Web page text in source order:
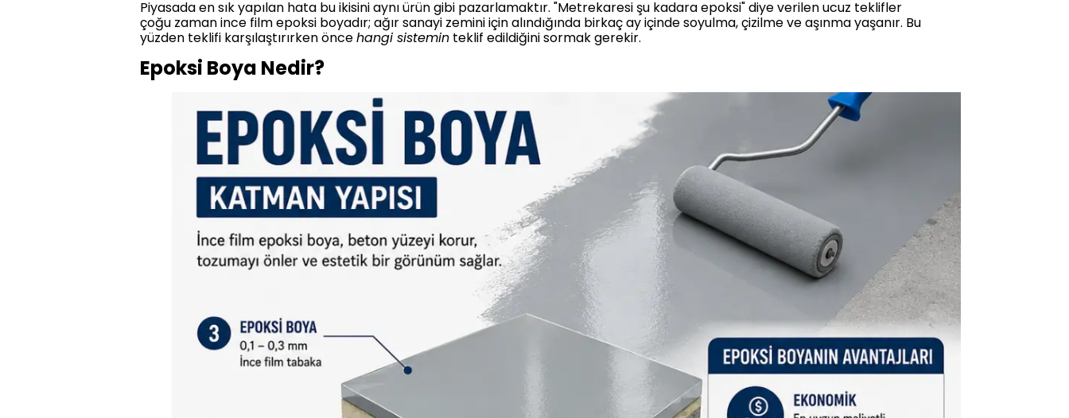
Piyasada en sık yapılan hata bu ikisini aynı ürün gibi pazarlamaktır. "Metrekaresi şu kadara epoksi" diye verilen ucuz teklifler
çoğu zaman ince film epoksi boyadır; ağır sanayi zemini için alındığında birkaç ay içinde soyulma, çizilme ve aşınma yaşanır. Bu
yüzden teklifi karşılaştırırken öncehangi sistemin teklif edildiğini sormak gerekir.
Epoksi Boya Nedir?